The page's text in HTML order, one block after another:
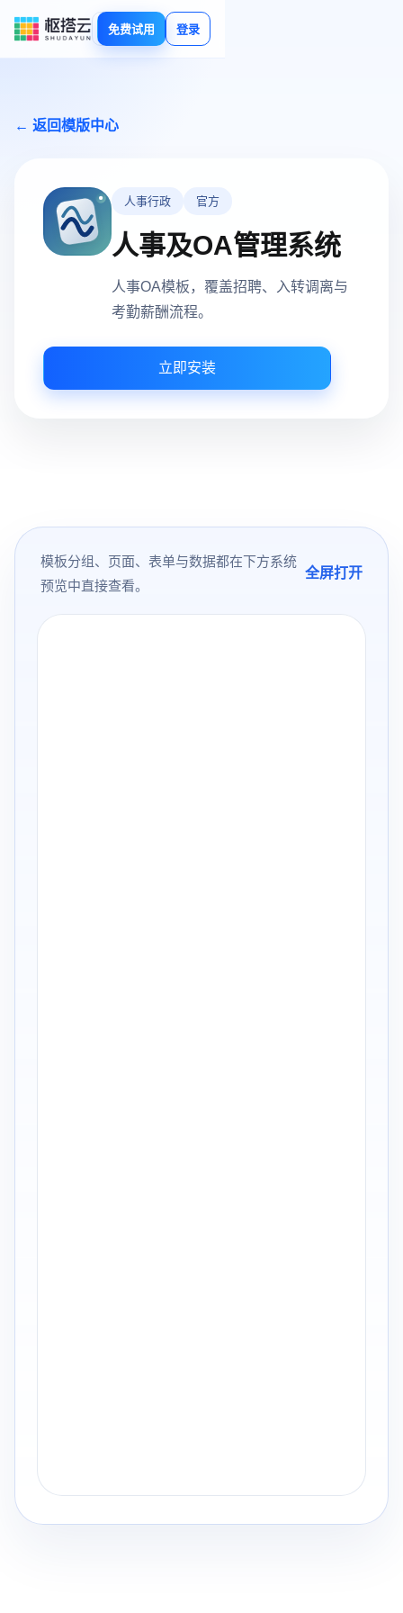
免费试用 登录
← 返回模版中心
人事行政 官方
人事及OA管理系统
人事OA模板，覆盖招聘、入转调离与
考勤薪酬流程。
立即安装
模板分组、页面、表单与数据都在下方系统
预览中直接查看。
全屏打开